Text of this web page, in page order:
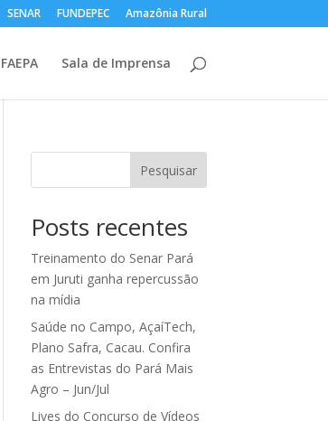
SENAR FUNDEPEC Amazônia Rural
Sala de Imprensa
Pesquisar
Posts recentes
Treinamento do Senar Pará
em Juruti ganha repercussão
na mídia
Saúde no Campo, AçaíTech,
Plano Safra, Cacau. Confira
as Entrevistas do Pará Mais
Agro – Jun/Jul
Lives do Concurso de Vídeos